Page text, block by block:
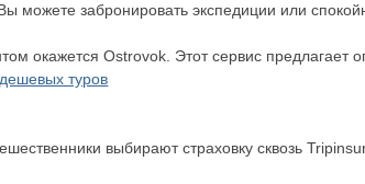
можете забронировать экспедиции или
окажется Ostrovok. Этот сервис предлагает
туров
выбирают страховку сквозь